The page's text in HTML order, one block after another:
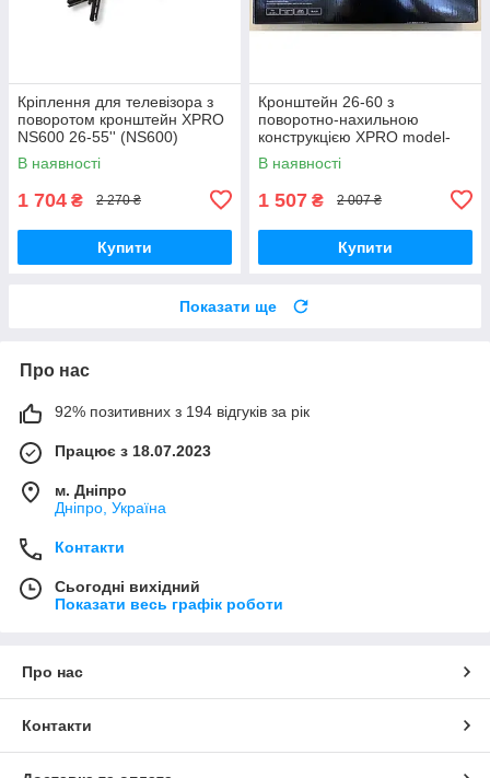
Кріплення для телевізора з
поворотом кронштейн XPRO
NS600 26-55'' (NS600)
В наявності
1 704 ₴ 2 270 ₴
Купити
Кронштейн 26-60 з
поворотно-нахильною
конструкцією XPRO model-
005 (44657-_861)
В наявності
1 507 ₴ 2 007 ₴
Купити
Показати ще
Про нас
92% позитивних з 194 відгуків за рік
Працює з 18.07.2023
м. Дніпро
Дніпро, Україна
Контакти
Сьогодні вихідний
Показати весь графік роботи
Про нас
Контакти